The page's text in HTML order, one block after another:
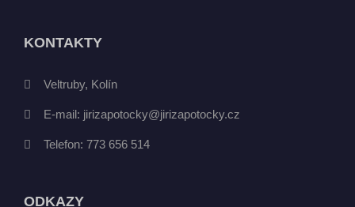
KONTAKTY
Veltruby, Kolín
E-mail: jirizapotocky@jirizapotocky.cz
Telefon: 773 656 514
ODKAZY